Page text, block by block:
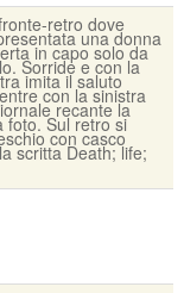
retro dove
una donna
in capo solo da
Sorride e con la
imita il saluto
con la sinistra
recante la
foto. Sul retro si
con casco
scritta Death; life;